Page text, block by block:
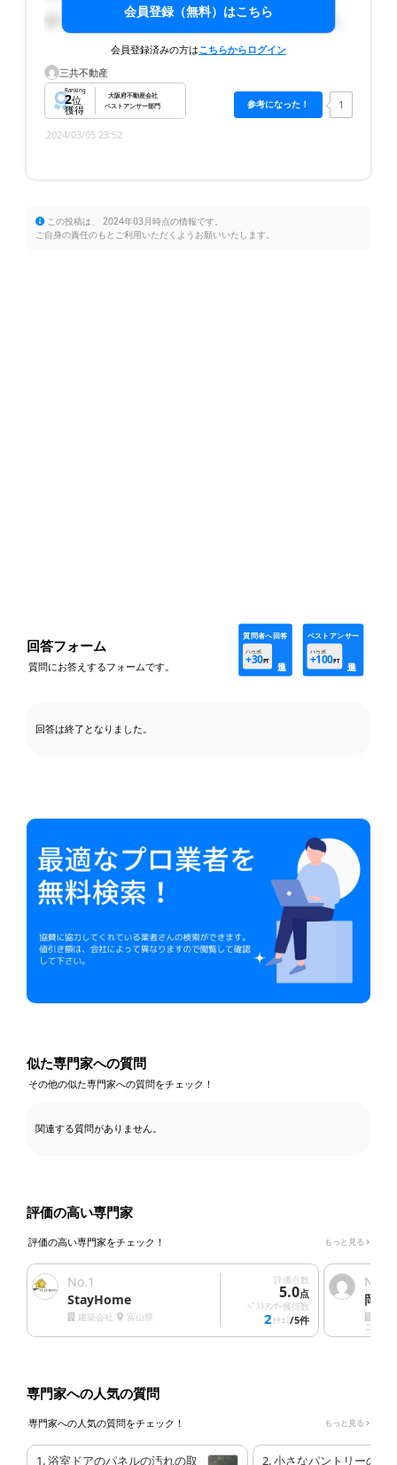
会員登録済みの方はこちらからログイン
会員登録（無料）はこちら
オーナーさんや不動産屋さんによって異なります。
三共不動産
Ranking
2位
獲得
大阪府不動産会社
ベストアンサー部門
2024/03/05 23:52
1
この投稿は、 2024年03月時点の情報です。
ご自身の責任のもとご利用いただくようお願いいたします。
回答フォーム
質問にお答えするフォームです。
質問者へ回答
ハゥポ
+30PT
ベストアンサー
ハゥポ
+100PT
回答は終了となりました。
似た専門家への質問
その他の似た専門家への質問をチェック！
関連する質問がありません。
評価の高い専門家
評価の高い専門家をチェック！ もっと見る
No.1
StayHome
建築会社 富山県
評価点数
5.0点
ﾍﾞｽﾄｱﾝｻｰ獲得数
2ｸﾁｺﾐ/5件
No.
岡村
ニング
専門家への人気の質問
専門家への人気の質問をチェック！ もっと見る
1. 浴室ドアのパネルの汚れの取 2. 小さなパントリーの換